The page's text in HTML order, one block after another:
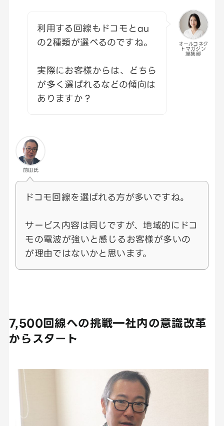
オールコネク
トマガジン
編集部
利用する回線もドコモとau
の2種類が選べるのですね。
実際にお客様からは、どちら
が多く選ばれるなどの傾向は
ありますか？
前田氏
ドコモ回線を選ばれる方が多いですね。
サービス内容は同じですが、地域的にドコ
モの電波が強いと感じるお客様が多いの
が理由ではないかと思います。
7,500回線への挑戦―社内の意識改革
からスタート